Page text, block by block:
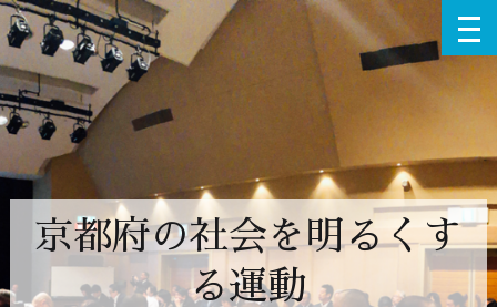
京都府の社会を明るくす
る運動